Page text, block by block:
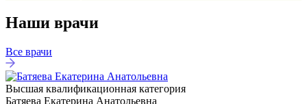
Наши врачи
Все врачи
Высшая квалификационная категория
Батяева Екатерина Анатольевна